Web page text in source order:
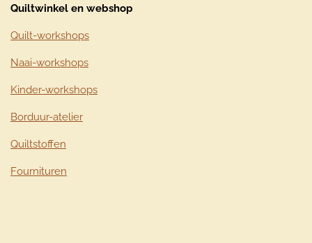
Quiltwinkel en webshop
Quilt-workshops
Naai-workshops
Kinder-workshops
Borduur-atelier
Quiltstoffen
Fournituren